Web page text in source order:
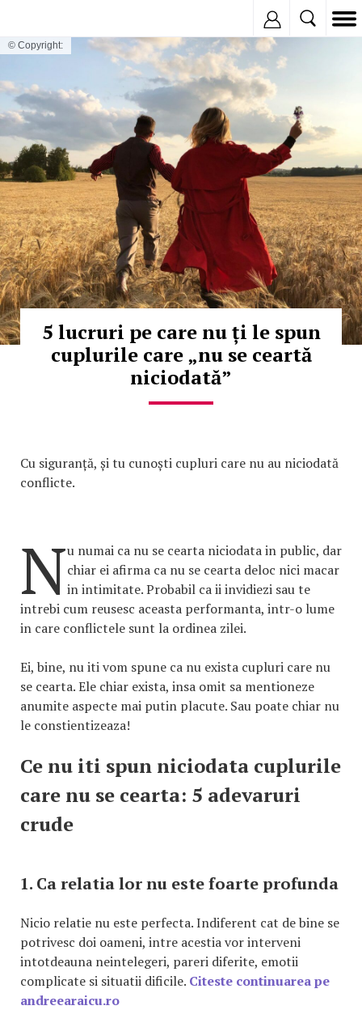
© Copyright:
5 lucruri pe care nu ți le spun
cuplurile care „nu se ceartă
niciodată”
Cu siguranță, și tu cunoști cupluri care nu au niciodată
conflicte.
Nu numai ca nu se cearta niciodata in public, dar
chiar ei afirma ca nu se cearta deloc nici macar
in intimitate. Probabil ca ii invidiezi sau te
intrebi cum reusesc aceasta performanta, intr-o lume
in care conflictele sunt la ordinea zilei.
Ei, bine, nu iti vom spune ca nu exista cupluri care nu
se cearta. Ele chiar exista, insa omit sa mentioneze
anumite aspecte mai putin placute. Sau poate chiar nu
le constientizeaza!
Ce nu iti spun niciodata cuplurile
care nu se cearta: 5 adevaruri
crude
1. Ca relatia lor nu este foarte profunda
Nicio relatie nu este perfecta. Indiferent cat de bine se
potrivesc doi oameni, intre acestia vor interveni
intotdeauna neintelegeri, pareri diferite, emotii
complicate si situatii dificile. Citeste continuarea pe
andreearaicu.ro